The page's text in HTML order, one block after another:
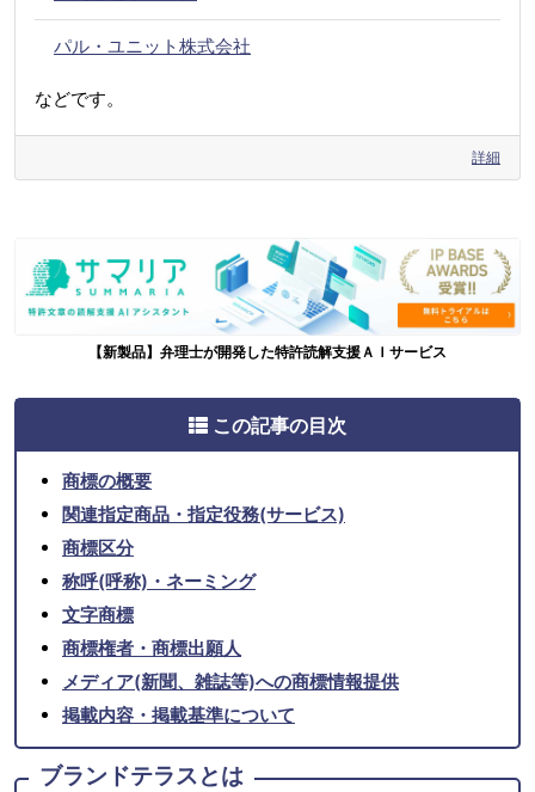
パル・ユニット株式会社
などです。
詳細
【新製品】弁理士が開発した特許読解支援ＡＩサービス
この記事の目次
商標の概要
関連指定商品・指定役務(サービス)
商標区分
称呼(呼称)・ネーミング
文字商標
商標権者・商標出願人
メディア(新聞、雑誌等)への商標情報提供
掲載内容・掲載基準について
ブランドテラスとは